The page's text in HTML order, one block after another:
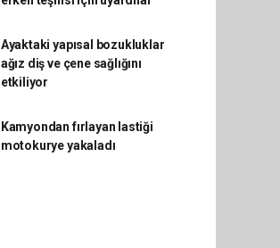
Ayaktaki yapısal bozukluklar
ağız diş ve çene sağlığını
etkiliyor
Kamyondan fırlayan lastiği
motokurye yakaladı